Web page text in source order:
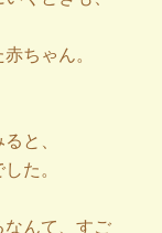
ちゃん。
と、
た。
なんて、すご